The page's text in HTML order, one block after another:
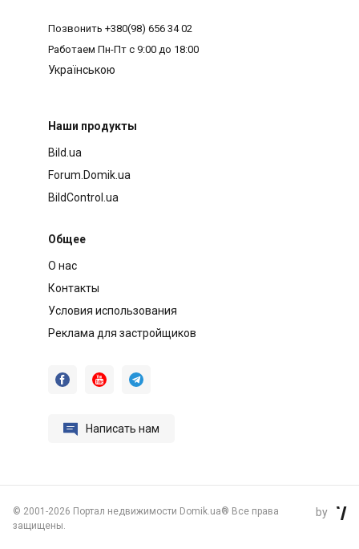
Позвонить +380(98) 656 34 02
Работаем Пн-Пт с 9:00 до 18:00
Українською
Наши продукты
Bild.ua
Forum.Domik.ua
BildControl.ua
Общее
О нас
Контакты
Условия использования
Реклама для застройщиков
  
 Написать нам
© 2001-2026 Портал недвижимости Domik.ua® Все права
защищены.
by 